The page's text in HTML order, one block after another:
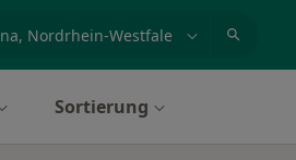
Sortierung